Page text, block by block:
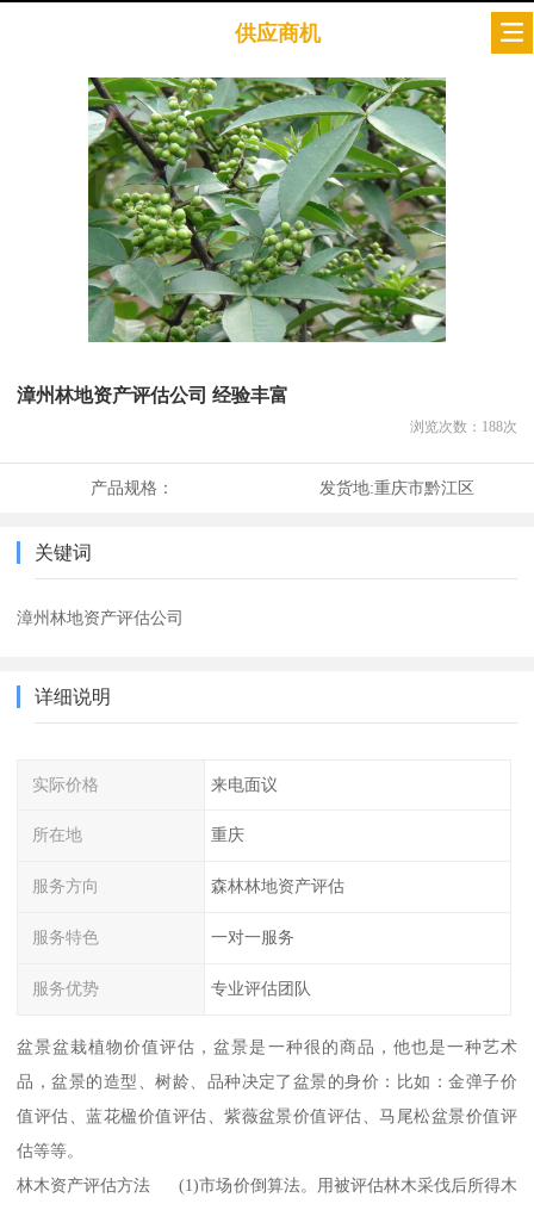
供应商机
漳州林地资产评估公司 经验丰富
浏览次数： 188次
产品规格： 发货地:重庆市黔江区
关键词
漳州林地资产评估公司
详细说明
实际价格 来电面议
所在地 重庆
服务方向 森林林地资产评估
服务特色 一对一服务
服务优势 专业评估团队
盆景盆栽植物价值评估，盆景是一种很的商品，他也是一种艺术
品，盆景的造型、树龄、品种决定了盆景的身价：比如：金弹子价
值评估、蓝花楹价值评估、紫薇盆景价值评估、马尾松盆景价值评
估等等。
林木资产评估方法 (1)市场价倒算法。用被评估林木采伐后所得木